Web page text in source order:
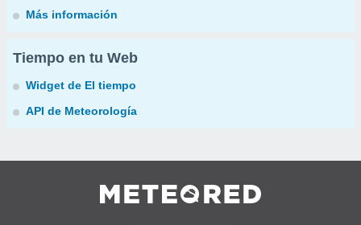
Más información
Tiempo en tu Web
Widget de El tiempo
API de Meteorología